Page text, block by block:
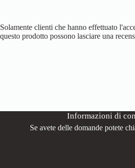
Solamente clienti che hanno effettuato
questo prodotto possono lasciare una
Informazioni di
Se avete delle domande potete